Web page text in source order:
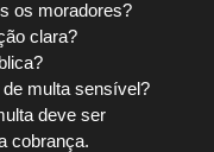
os moradores?
clara?
multa sensível?
deve ser
cobrança.